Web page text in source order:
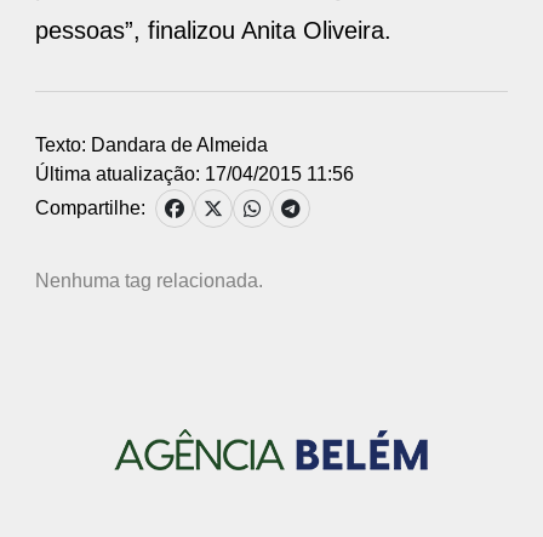
Última atualização: 17/04/2015 11:56
Compartilhe: